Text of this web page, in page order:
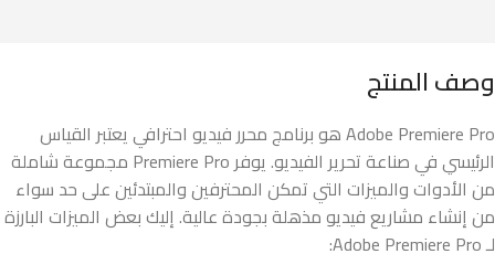
وصف المنتج
Adobe Premiere Pro هو برنامج محرر فيديو احترافي يعتبر القياس
الرئيسي في صناعة تحرير الفيديو. يوفر Premiere Pro مجموعة شاملة
من الأدوات والميزات التي تمكن المحترفين والمبتدئين على حد سواء
من إنشاء مشاريع فيديو مذهلة بجودة عالية. إليك بعض الميزات البارزة
لـ Adobe Premiere Pro: